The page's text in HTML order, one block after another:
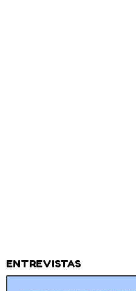
ENTREVISTAS